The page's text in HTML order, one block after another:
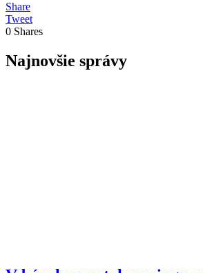
Share
Tweet
0 Shares
Najnovšie správy